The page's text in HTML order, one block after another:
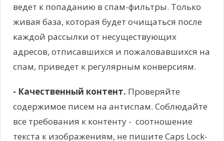
ведет к попаданию в спам-фильтры. Только
живая база, которая будет очищаться после
каждой рассылки от несуществующих
адресов, отписавшихся и пожаловавшихся на
спам, приведет к регулярным конверсиям.
- Качественный контент. Проверяйте
содержимое писем на антиспам. Соблюдайте
все требования к контенту - соотношение
текста к изображениям, не пишите Caps Lock-